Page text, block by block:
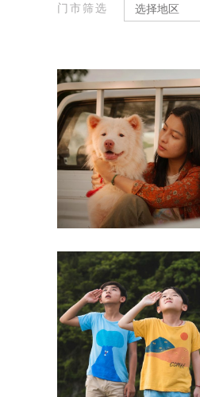
门市筛选 选择地区